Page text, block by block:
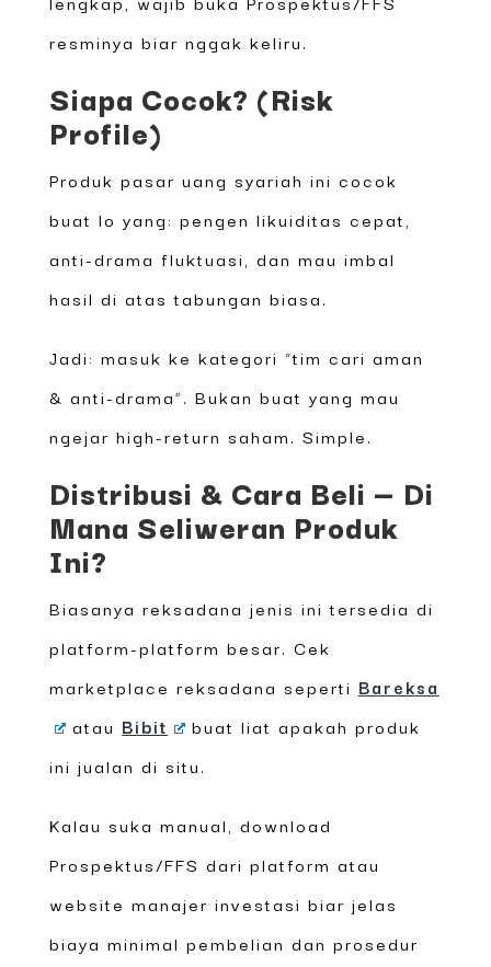
resminya biar nggak keliru.
Siapa Cocok? (Risk
Profile)
Produk pasar uang syariah ini cocok
buat lo yang: pengen likuiditas cepat,
anti-drama fluktuasi, dan mau imbal
hasil di atas tabungan biasa.
Jadi: masuk ke kategori “tim cari aman
& anti-drama”. Bukan buat yang mau
ngejar high-return saham. Simple.
Distribusi & Cara Beli — Di
Mana Seliweran Produk
Ini?
Biasanya reksadana jenis ini tersedia di
platform-platform besar. Cek
marketplace reksadana seperti Bareksa
atau Bibit
buat liat apakah produk
ini jualan di situ.
Kalau suka manual, download
Prospektus/FFS dari platform atau
website manajer investasi biar jelas
biaya minimal pembelian dan prosedur